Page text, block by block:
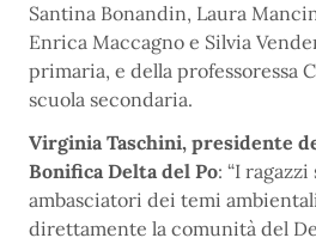
Santina Bonandin, Laura
Enrica Maccagno e Silvia
primaria, e della professoressa
scuola secondaria.
Virginia Taschini, presidente
Bonifica Delta del Po: “I
ambasciatori dei temi
direttamente la comunità del